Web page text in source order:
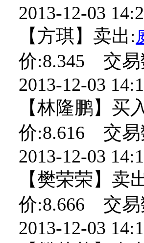
2013-12-03
【方琪】卖出:
价:8.345 交易
2013-12-03
【林隆鹏】买
价:8.616 交易
2013-12-03
【樊荣荣】卖
价:8.666 交易
2013-12-03